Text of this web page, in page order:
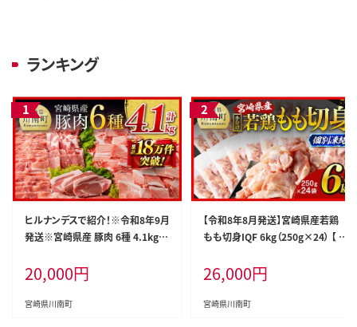
ランキング
ヒルナンデスで紹介！※令和8年9月
発送※宮崎県産 豚肉 6種 4.1kg 【
豚バラ とんかつ 焼肉 ミヤチク 】［D
00634r809］
20,000円
宮崎県川南町
【令和8年8月発送】宮崎県産若鶏
もも切身IQF 6kg（250g×24） 【 宮
州産 鶏肉 若鶏 肉 とり もも モモ肉
大容量 宮崎県 川南町 送料無料 】
[C12016r808]
26,000円
宮崎県川南町